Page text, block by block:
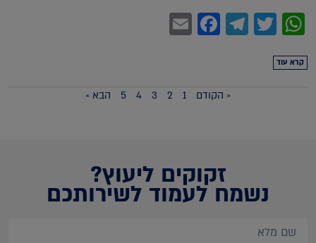
WhatsApp
Twitter
Telegram
Facebook
קרא עוד
« הקודם 1
2
3
4
5 הבא »
זקוקים ליעוץ?
נשמח לעמוד לשירותכם